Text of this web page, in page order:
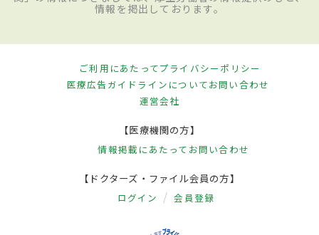
情報を掲出しております。
ご利用にあたってプライバシーポリシー
医療広告ガイドラインについてお問い合わせ
運営会社
【医療機関の方】
情報掲載にあたって お問い合わせ
【ドクターズ・ファイル会員の方】
ログイン 会員登録